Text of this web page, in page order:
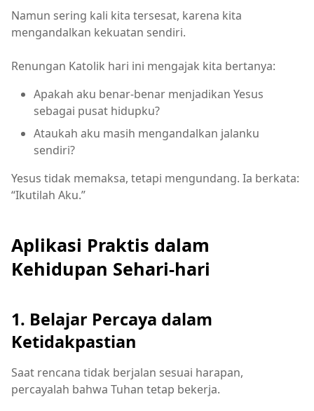
Namun sering kali kita tersesat, karena kita
mengandalkan kekuatan sendiri.
Renungan Katolik hari ini mengajak kita bertanya:
Apakah aku benar-benar menjadikan Yesus
sebagai pusat hidupku?
Ataukah aku masih mengandalkan jalanku
sendiri?
Yesus tidak memaksa, tetapi mengundang. Ia berkata:
“Ikutilah Aku.”
Aplikasi Praktis dalam
Kehidupan Sehari-hari
1. Belajar Percaya dalam
Ketidakpastian
Saat rencana tidak berjalan sesuai harapan,
percayalah bahwa Tuhan tetap bekerja.